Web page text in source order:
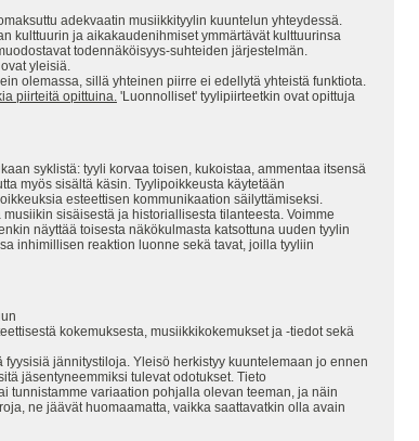
adekvaatin musiikkityylin kuuntelun yhteydessä.
kulttuurin ja aikakaudenihmiset ymmärtävät kulttuurinsa
todennäköisyys-suhteiden järjestelmän.
yleisiä.
olemassa, sillä yhteinen piirre ei edellytä yhteistä funktiota.
piirteitä opittuina. 'Luonnolliset' tyylipiirteetkin ovat opittuja
syklistä: tyyli korvaa toisen, kukoistaa, ammentaa itsensä
myös sisältä käsin. Tyylipoikkeusta käytetään
esteettisen kommunikaation säilyttämiseksi.
sisäisestä ja historiallisesta tilanteesta. Voimme
näyttää toisesta näkökulmasta katsottuna uuden tyylin
inhimillisen reaktion luonne sekä tavat, joilla tyyliin
kokemuksesta, musiikkikokemukset ja -tiedot sekä
jännitystiloja. Yleisö herkistyy kuuntelemaan jo ennen
jäsentyneemmiksi tulevat odotukset. Tieto
tunnistamme variaation pohjalla olevan teeman, ja näin
ne jäävät huomaamatta, vaikka saattavatkin olla avain